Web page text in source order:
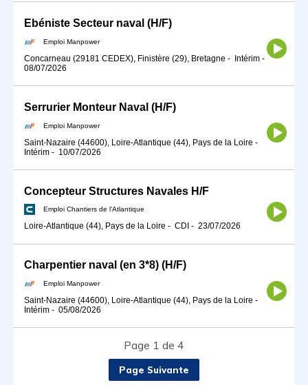
Ebéniste Secteur naval (H/F)
Emploi Manpower
Concarneau (29181 CEDEX), Finistère (29), Bretagne - Intérim -
08/07/2026
Serrurier Monteur Naval (H/F)
Emploi Manpower
Saint-Nazaire (44600), Loire-Atlantique (44), Pays de la Loire -
Intérim - 10/07/2026
Concepteur Structures Navales H/F
Emploi Chantiers de l'Atlantique
Loire-Atlantique (44), Pays de la Loire - CDI - 23/07/2026
Charpentier naval (en 3*8) (H/F)
Emploi Manpower
Saint-Nazaire (44600), Loire-Atlantique (44), Pays de la Loire -
Intérim - 05/08/2026
Page 1 de 4
Page Suivante